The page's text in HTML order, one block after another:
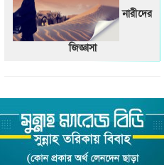
নারীদের
জিজ্ঞাসা